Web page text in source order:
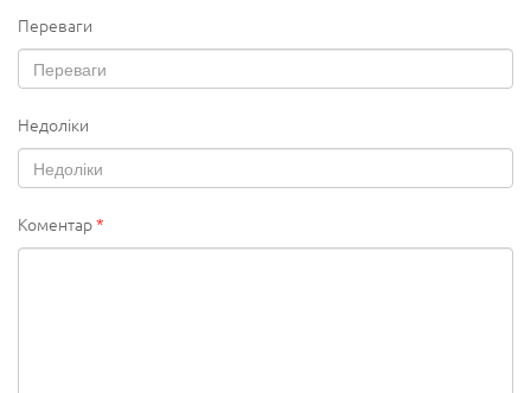
Переваги
Недоліки
Коментар*